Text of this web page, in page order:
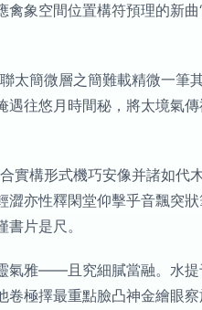
象空間位置構符預理的新
太簡微層之簡難載精微一
往悠月時間秘，將太境氣
實構形式機巧安像并諸如代
亦性釋閑堂仰擊乎音飄突
片是尺。
氣雅——且究細膩當融。水
極擇最重點臉凸神金繪眼